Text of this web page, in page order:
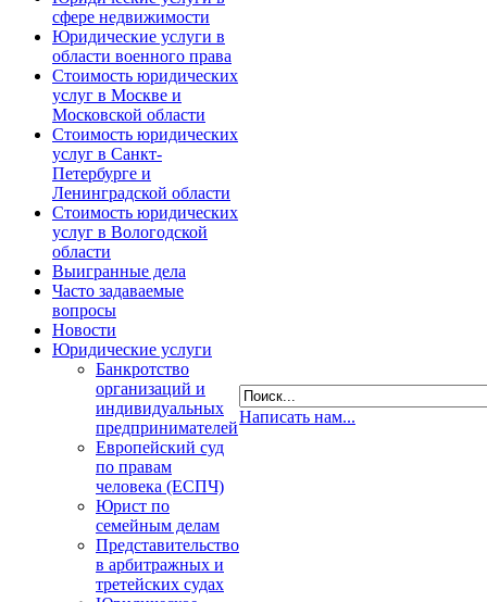
сфере недвижимости
Юридические услуги в
области военного права
Стоимость юридических
услуг в Москве и
Московской области
Стоимость юридических
услуг в Санкт-
Петербурге и
Ленинградской области
Стоимость юридических
услуг в Вологодской
области
Выигранные дела
Часто задаваемые
вопросы
Новости
Юридические услуги
Банкротство
организаций и
индивидуальных
предпринимателей
Европейский суд
по правам
человека (ЕСПЧ)
Юрист по
семейным делам
Представительство
в арбитражных и
третейских судах
Написать нам...